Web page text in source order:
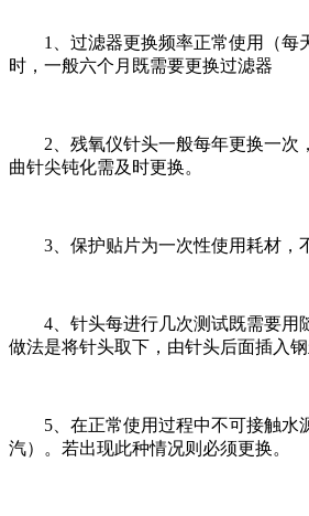
1、过滤器更换频率正常使用（每天
时，一般六个月既需要更换过滤器
2、残氧仪针头一般每年更换一次
曲针尖钝化需及时更换。
3、保护贴片为一次性使用耗材，不
4、针头每进行几次测试既需要用
做法是将针头取下，由针头后面插入钢
5、在正常使用过程中不可接触水
汽）。若出现此种情况则必须更换。